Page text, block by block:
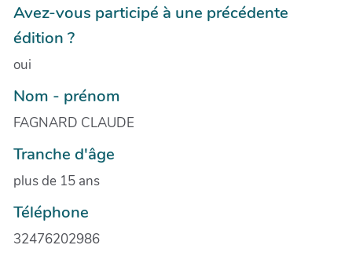
Avez-vous participé à une précédente
édition ?
oui
Nom - prénom
FAGNARD CLAUDE
Tranche d'âge
plus de 15 ans
Téléphone
32476202986